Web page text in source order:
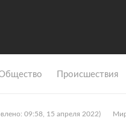
Происшествия
09:58, 15 апреля 2022)